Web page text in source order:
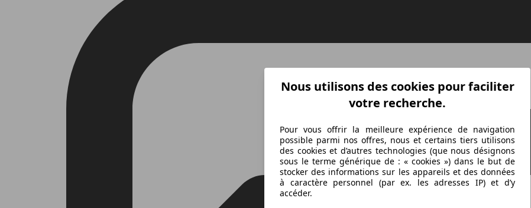
Nous utilisons des cookies pour faciliter
votre recherche.
Pour vous offrir la meilleure expérience de navigation
possible parmi nos offres, nous et certains tiers utilisons
des cookies et d’autres technologies (que nous désignons
sous le terme générique de : « cookies ») dans le but de
stocker des informations sur les appareils et des données
à caractère personnel (par ex. les adresses IP) et d’y
accéder.